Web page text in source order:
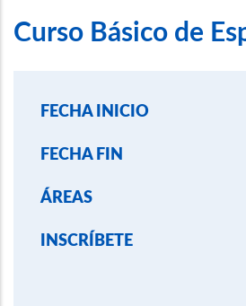
Curso Básico de
FECHA INICIO
FECHA FIN
ÁREAS
INSCRÍBETE